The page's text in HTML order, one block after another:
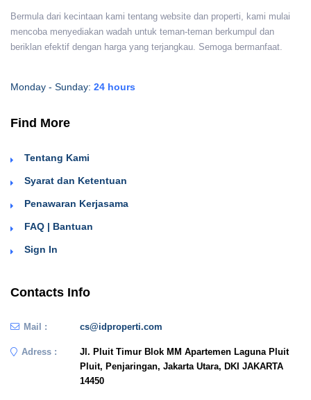
Bermula dari kecintaan kami tentang website dan properti, kami mulai
mencoba menyediakan wadah untuk teman-teman berkumpul dan
beriklan efektif dengan harga yang terjangkau. Semoga bermanfaat.
Monday - Sunday: 24 hours
Find More
Tentang Kami
Syarat dan Ketentuan
Penawaran Kerjasama
FAQ | Bantuan
Sign In
Contacts Info
Mail : cs@idproperti.com
Adress :
Jl. Pluit Timur Blok MM Apartemen Laguna Pluit
Pluit, Penjaringan, Jakarta Utara, DKI JAKARTA
14450